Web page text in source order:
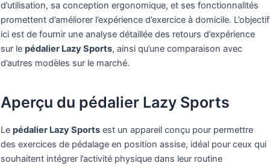
d’utilisation, sa conception ergonomique, et ses fonctionnalités
promettent d’améliorer l’expérience d’exercice à domicile. L’objectif
ici est de fournir une analyse détaillée des retours d’expérience
sur le pédalier Lazy Sports, ainsi qu’une comparaison avec
d’autres modèles sur le marché.
Aperçu du pédalier Lazy Sports
Le pédalier Lazy Sports est un appareil conçu pour permettre
des exercices de pédalage en position assise, idéal pour ceux qui
souhaitent intégrer l’activité physique dans leur routine